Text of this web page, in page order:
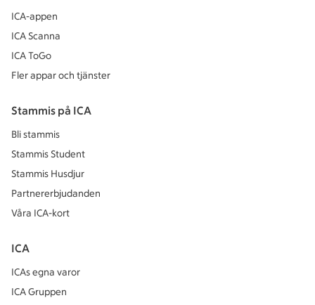
ICA-appen
ICA Scanna
ICA ToGo
Fler appar och tjänster
Stammis på ICA
Bli stammis
Stammis Student
Stammis Husdjur
Partnererbjudanden
Våra ICA-kort
ICA
ICAs egna varor
ICA Gruppen